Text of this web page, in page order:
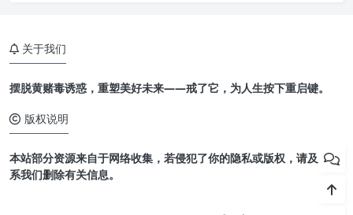
关于我们
摆脱黄赌毒诱惑，重塑美好未来——戒了它，为人生按下重启键。
版权说明
本站部分资源来自于网络收集，若侵犯了你的隐私或版权，请及时联
系我们删除有关信息。